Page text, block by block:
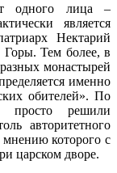
одного лица –
является
Нектарий
Горы. Тем более, в
монастырей
именно
обителей». По
просто решили
авторитетного
которого с
царском дворе.